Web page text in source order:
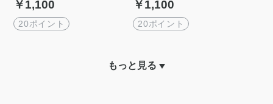
アップデートセミナー＠
外苑前
￥1,100
20ポイント
ップデートセミナー＠外
苑前
￥1,100
20ポイント
もっと見る